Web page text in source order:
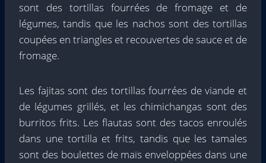
sont des tortillas fourrées de fromage et de
légumes, tandis que les nachos sont des tortillas
coupées en triangles et recouvertes de sauce et de
fromage.
Les fajitas sont des tortillas fourrées de viande et
de légumes grillés, et les chimichangas sont des
burritos frits. Les flautas sont des tacos enroulés
dans une tortilla et frits, tandis que les tamales
sont des boulettes de maïs enveloppées dans une